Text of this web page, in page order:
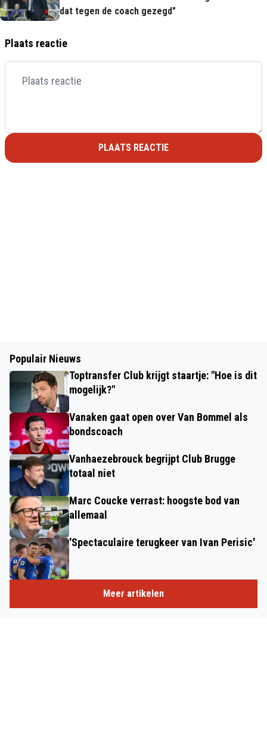
dat tegen de coach gezegd"
Plaats reactie
PLAATS REACTIE
Populair Nieuws
Toptransfer Club krijgt staartje: "Hoe is dit
mogelijk?"
Vanaken gaat open over Van Bommel als
bondscoach
Vanhaezebrouck begrijpt Club Brugge
totaal niet
Marc Coucke verrast: hoogste bod van
allemaal
'Spectaculaire terugkeer van Ivan Perisic'
Meer artikelen